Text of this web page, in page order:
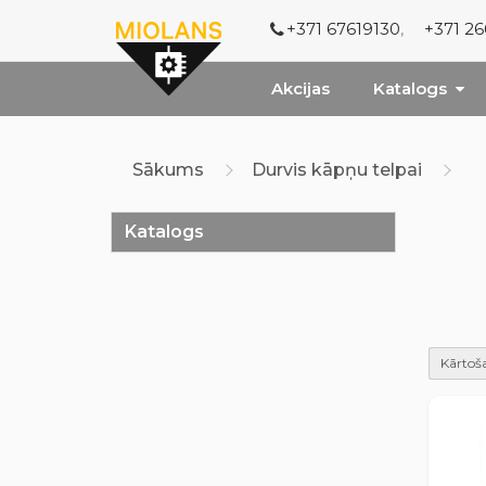
+371 67619130, +371
Akcijas Katalogs
Sākums Durvis kāpņu telpai
Katalogs